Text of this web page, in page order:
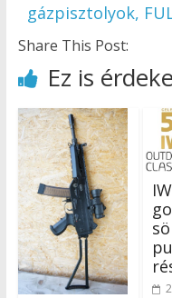
gázpisztolyok,
Share This Post:
Ez is